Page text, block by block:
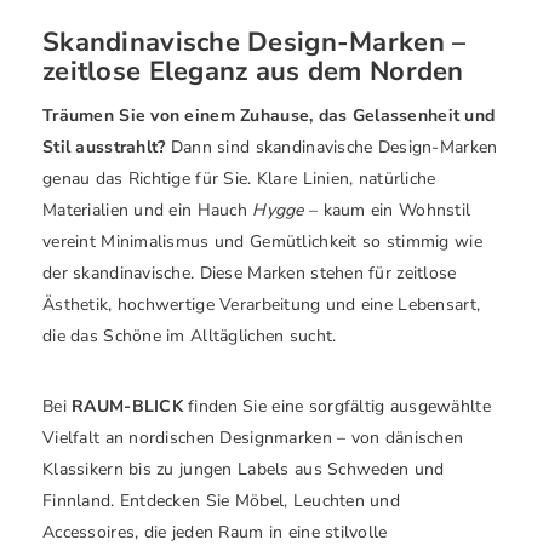
Skandinavische Design-Marken –
zeitlose Eleganz aus dem Norden
Träumen Sie von einem Zuhause, das Gelassenheit und
Stil ausstrahlt?Dann sind skandinavische Design-Marken
genau das Richtige für Sie. Klare Linien, natürliche
Materialien und ein Hauch Hygge– kaum ein Wohnstil
vereint Minimalismus und Gemütlichkeit so stimmig wie
der skandinavische. Diese Marken stehen für zeitlose
Ästhetik, hochwertige Verarbeitung und eine Lebensart,
die das Schöne im Alltäglichen sucht.
Bei RAUM-BLICKfinden Sie eine sorgfältig ausgewählte
Vielfalt an nordischen Designmarken – von dänischen
Klassikern bis zu jungen Labels aus Schweden und
Finnland. Entdecken Sie Möbel, Leuchten und
Accessoires, die jeden Raum in eine stilvolle